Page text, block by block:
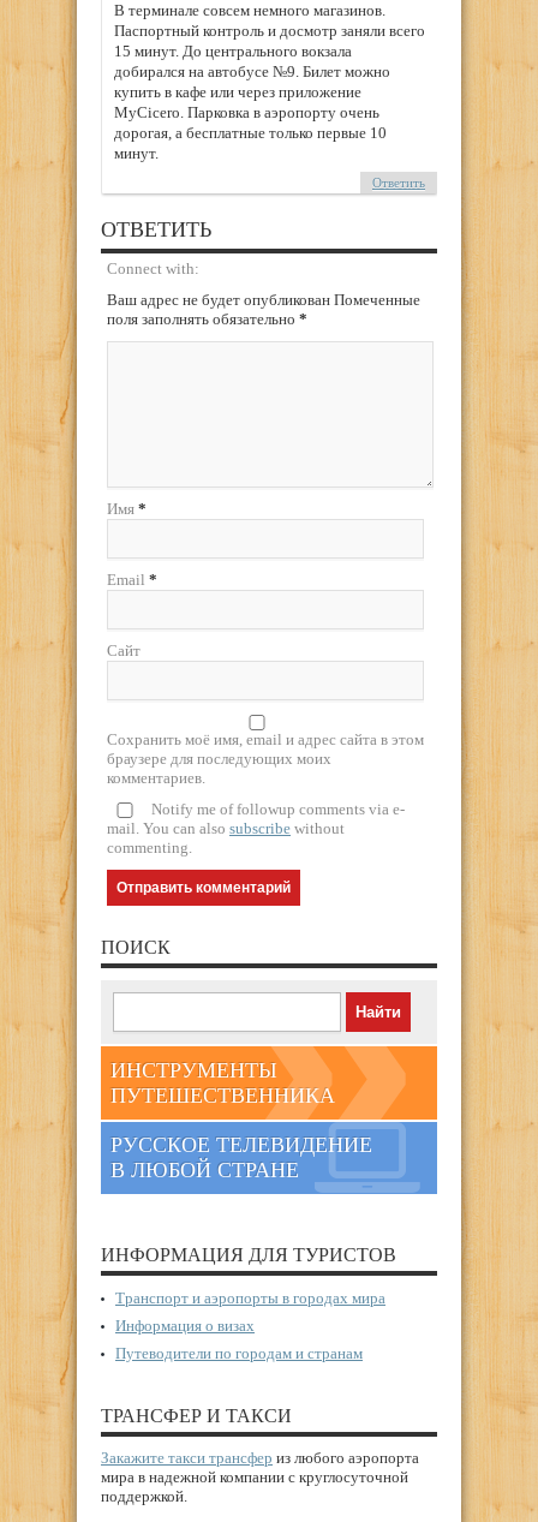
В терминале совсем немного магазинов.
Паспортный контроль и досмотр заняли всего
15 минут. До центрального вокзала
добирался на автобусе №9. Билет можно
купить в кафе или через приложение
MyCicero. Парковка в аэропорту очень
дорогая, а бесплатные только первые 10
минут.
Ответить
ОТВЕТИТЬ
Connect with:
Ваш адрес не будет опубликован Помеченные
поля заполнять обязательно *
Имя *
Email *
Сайт
Сохранить моё имя, email и адрес сайта в этом
браузере для последующих моих
комментариев.
Notify me of followup comments via e-
mail. You can also subscribe without
commenting.
ПОИСК
ИНСТРУМЕНТЫ
ПУТЕШЕСТВЕННИКА
РУССКОЕ ТЕЛЕВИДЕНИЕ
В ЛЮБОЙ СТРАНЕ
ИНФОРМАЦИЯ ДЛЯ ТУРИСТОВ
Транспорт и аэропорты в городах мира
Информация о визах
Путеводители по городам и странам
ТРАНСФЕР И ТАКСИ
Закажите такси трансфер из любого аэропорта
мира в надежной компании с круглосуточной
поддержкой.